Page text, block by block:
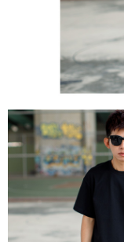
購買商品的店家。未經
※ 交易是否成功請以「
是否繳費成功／繳費後
客戶支援中心」https://
【注意事項】
１．透過由恩沛科技股
易，需依本服務之必要
權轉讓予恩沛科技股份
２．關於個人資料處理
https://aftee.tw/terms/
３．未成年的使用者請
「AFTEE先享後付」，
任。
４．使用「AFTEE先享
時審查核予不同之上限
每筆NT$80，滿
每筆NT$80，滿
每筆NT$120，滿